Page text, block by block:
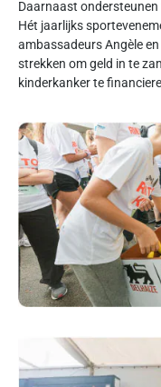
Daarnaast
Hét jaarlijks
ambassadeurs Angèle
strekken om geld in te
kinderkanker te